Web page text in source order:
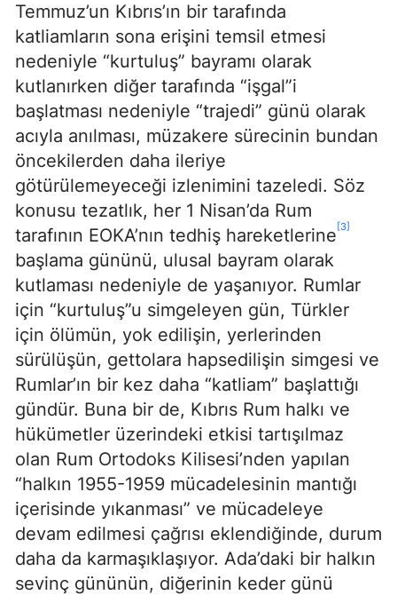
Temmuz’un Kıbrıs’ın bir tarafında
katliamların sona erişini temsil etmesi
nedeniyle “kurtuluş” bayramı olarak
kutlanırken diğer tarafında “işgal”i
başlatması nedeniyle “trajedi” günü olarak
acıyla anılması, müzakere sürecinin bundan
öncekilerden daha ileriye
götürülemeyeceği izlenimini tazeledi. Söz
konusu tezatlık, her 1 Nisan’da Rum
tarafının EOKA’nın tedhiş hareketlerine[3]
başlama gününü, ulusal bayram olarak
kutlaması nedeniyle de yaşanıyor. Rumlar
için “kurtuluş”u simgeleyen gün, Türkler
için ölümün, yok edilişin, yerlerinden
sürülüşün, gettolara hapsedilişin simgesi ve
Rumlar’ın bir kez daha “katliam” başlattığı
gündür. Buna bir de, Kıbrıs Rum halkı ve
hükümetler üzerindeki etkisi tartışılmaz
olan Rum Ortodoks Kilisesi’nden yapılan
“halkın 1955-1959 mücadelesinin mantığı
içerisinde yıkanması” ve mücadeleye
devam edilmesi çağrısı eklendiğinde, durum
daha da karmaşıklaşıyor. Ada’daki bir halkın
sevinç gününün, diğerinin keder günü